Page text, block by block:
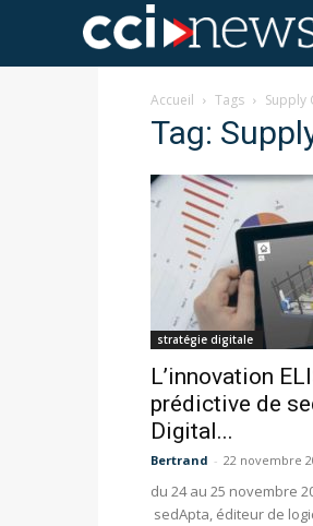
Accueil Tags Supply
Tag:
stratégie digitale
L’innovation
prédictive de
Digital...
Bertrand - 22 novembre
du 24 au 25 novembre
sedApta, éditeur de